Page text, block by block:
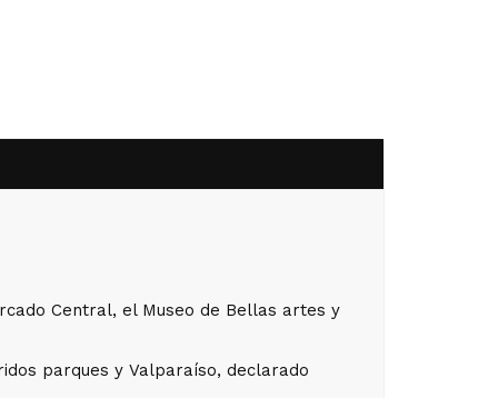
Central, el Museo de Bellas artes y
parques y Valparaíso, declarado